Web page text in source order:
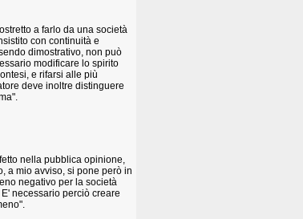
a farlo da una società
con continuità e
dimostrativo, non può
modificare lo spirito
e rifarsi alle più
deve inoltre distinguere
nella pubblica opinione,
a mio avviso, si pone però in
negativo per la società
necessario perciò creare